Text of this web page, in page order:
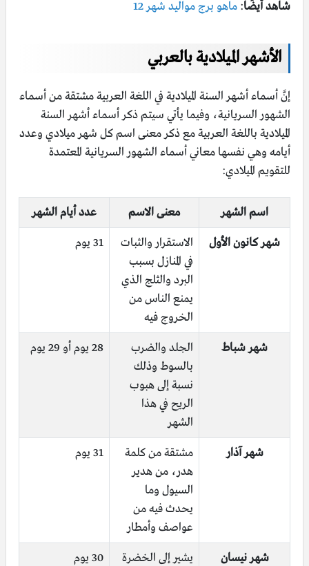
شاهد أيضًا: ماهو برج مواليد شهر 12
الأشهر الميلادية بالعربي
إنَّ أسماء أشهر السنة الميلادية في اللغة العربية مشتقة من أسماء
الشهور السريانية، وفيما يأتي سيتم ذكر أسماء أشهر السنة
الميلادية باللغة العربية مع ذكر معنى اسم كل شهر ميلادي وعدد
أيامه وهي نفسها معاني أسماء الشهور السريانية المعتمدة
للتقويم الميلادي:
اسم الشهر معنى الاسم عدد أيام الشهر
شهر كانون الأول
الاستقرار والثبات
في المنازل بسبب
البرد والثلج الذي
يمنع الناس من
الخروج فيه
31 يوم
شهر شباط
الجلد والضرب
بالسوط وذلك
نسبة إلى هبوب
الريح في هذا
الشهر
28 يوم أو 29 يوم
شهر آذار
مشتقة من كلمة
هدر، من هدير
السيول وما
يحدث فيه من
عواصف وأمطار
31 يوم
شهر نيسان
يشير إلى الخضرة
30 يوم